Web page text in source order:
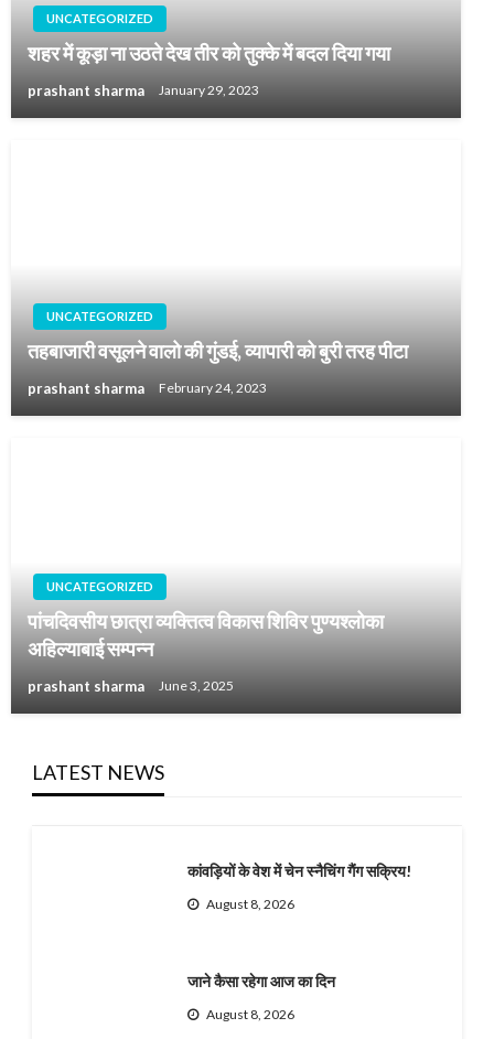
UNCATEGORIZED
शहर में कूड़ा ना उठते देख तीर को तुक्के में बदल दिया गया
prashant sharma January 29, 2023
UNCATEGORIZED
तहबाजारी वसूलने वालो की गुंडई, व्यापारी को बुरी तरह पीटा
prashant sharma February 24, 2023
UNCATEGORIZED
पांचदिवसीय छात्रा व्यक्तित्व विकास शिविर पुण्यश्लोका
अहिल्याबाई सम्पन्न
prashant sharma June 3, 2025
LATEST NEWS
कांवड़ियों के वेश में चेन स्नैचिंग गैंग सक्रिय!
August 8, 2026
जाने कैसा रहेगा आज का दिन
August 8, 2026